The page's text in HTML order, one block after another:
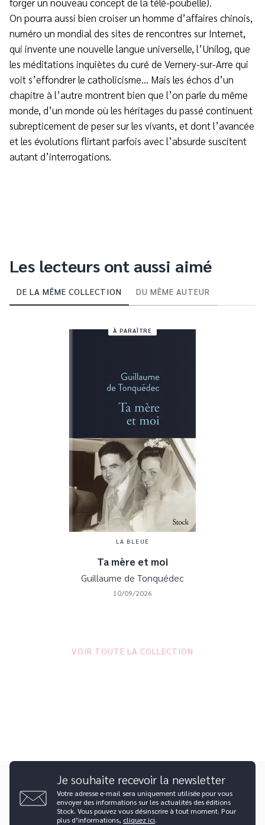
On pourra aussi bien croiser un homme d’affaires chinois,
numéro un mondial des sites de rencontres sur Internet,
qui invente une nouvelle langue universelle, l’Unilog, que
les méditations inquiètes du curé de Vernery-sur-Arre qui
voit s’effondrer le catholicisme… Mais les échos d’un
chapitre à l’autre montrent bien que l’on parle du même
monde, d’un monde où les héritages du passé continuent
subrepticement de peser sur les vivants, et dont l’avancée
et les évolutions flirtant parfois avec l’absurde suscitent
autant d’interrogations.
Les lecteurs ont aussi aimé
DE LA MÊME COLLECTION DU MÊME AUTEUR
À PARAÎTRE
LA BLEUE
Ta mère et moi
Guillaume de Tonquédec
10/09/2026
VOIR TOUTE LA COLLECTION
Je souhaite recevoir la newsletter
Votre adresse e-mail sera uniquement utilisée pour vous
envoyer des informations sur les actualités des éditions
Stock. Vous pouvez vous désinscrire à tout moment. Pour
plus d’informations, cliquez ici.